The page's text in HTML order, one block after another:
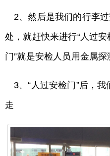
2、然后是我们的行李
处，就赶快来进行“人过安
门”就是安检人员用金属
3、“人过安检门”后，
走